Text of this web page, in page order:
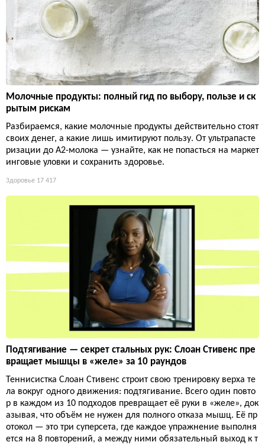
Молочные продукты: полный гид по выбору, пользе и ск
рытым рискам
Разбираемся, какие молочные продукты действительно стоят
своих денег, а какие лишь имитируют пользу. От ультрапасте
ризации до А2-молока — узнайте, как не попасться на маркет
инговые уловки и сохранить здоровье.
Здоровье 17 417
Подтягивание — секрет стальных рук: Слоан Стивенс пре
вращает мышцы в «желе» за 10 раундов
Теннисистка Слоан Стивенс строит свою тренировку верха те
ла вокруг одного движения: подтягивание. Всего один повто
р в каждом из 10 подходов превращает её руки в «желе», док
азывая, что объём не нужен для полного отказа мышц. Её пр
отокол — это три суперсета, где каждое упражнение выполня
ется на 8 повторений, а между ними обязательный выход к т